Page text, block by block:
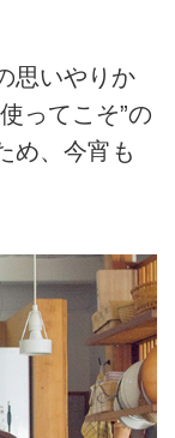
思いやりか
ってこそ”の
め、今宵も